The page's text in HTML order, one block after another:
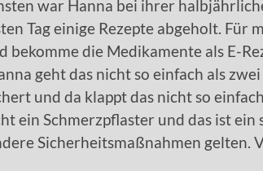
war Hanna bei ihrer
Tag einige Rezepte abgeholt. Für
bekomme die Medikamente als E-
geht das nicht so einfach als
und da klappt das nicht so
ein Schmerzpflaster und das ist ein
Sicherheitsmaßnahmen gelten.